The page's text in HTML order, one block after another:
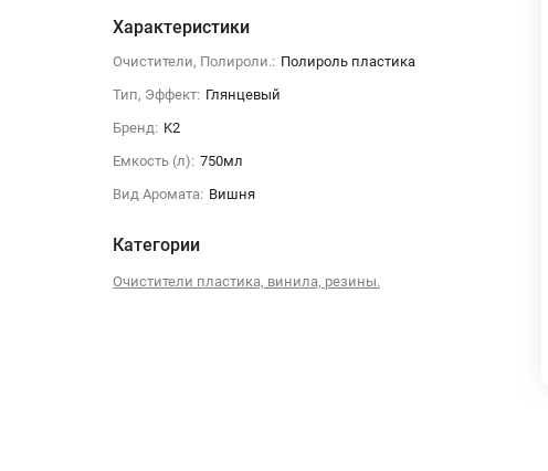
Характеристики
Очистители, Полироли.: Полироль пластика
Тип, Эффект: Глянцевый
Бренд: K2
Емкость (л): 750мл
Вид Аромата: Вишня
Категории
Очистители пластика, винила, резины.